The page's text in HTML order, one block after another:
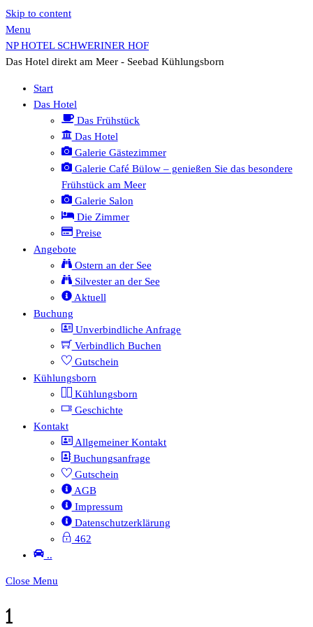
Skip to content
Menu
NP HOTEL SCHWERINER HOF
Das Hotel direkt am Meer - Seebad Kühlungsborn
Start
Das Hotel
Das Frühstück
Das Hotel
Galerie Gästezimmer
Galerie Café Bülow – genießen Sie das besondere
Frühstück am Meer
Galerie Salon
Die Zimmer
Preise
Angebote
Ostern an der See
Silvester an der See
Aktuell
Buchung
Unverbindliche Anfrage
Verbindlich Buchen
Gutschein
Kühlungsborn
Kühlungsborn
Geschichte
Kontakt
Allgemeiner Kontakt
Buchungsanfrage
Gutschein
AGB
Impressum
Datenschutzerklärung
462
..
Close Menu
1